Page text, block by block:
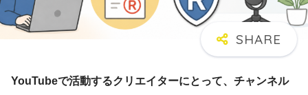
YouTubeで活動するクリエイターにとって、チャンネル